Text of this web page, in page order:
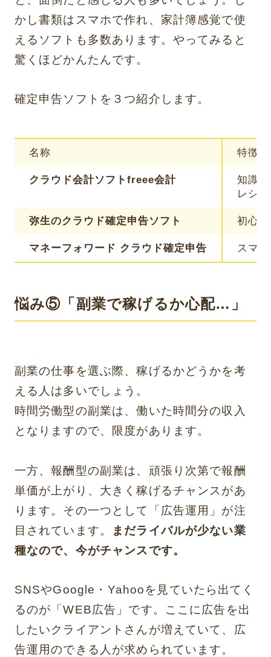
かし書類はスマホで作れ、家計簿感覚で使
えるソフトも多数あります。やってみると
驚くほどかんたんです。
確定申告ソフトを３つ紹介します。
名称 特徴
クラウド会計ソフトfreee会計
知識
レシ
弥生のクラウド確定申告ソフト 初心
マネーフォワード クラウド確定申告 スマ
悩み⑤「副業で稼げるか心配…」
副業の仕事を選ぶ際、稼げるかどうかを考
える人は多いでしょう。
時間労働型の副業は、働いた時間分の収入
となりますので、限度があります。
一方、報酬型の副業は、頑張り次第で報酬
単価が上がり、大きく稼げるチャンスがあ
ります。その一つとして「広告運用」が注
目されています。
まだライバルが少ない業
種なので、今がチャンスです。
SNSやGoogle・Yahooを見ていたら出てく
るのが「WEB広告」です。ここに広告を出
したいクライアントさんが増えていて、広
告運用のできる人が求められています。